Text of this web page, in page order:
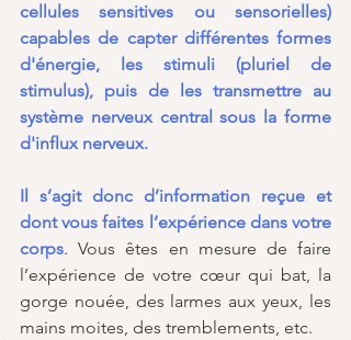
cellules sensitives ou sensorielles)
capables de capter différentes formes
d'énergie, les stimuli (pluriel de
stimulus), puis de les transmettre au
système nerveux central sous la forme
d'influx nerveux.
Il s’agit donc d’information reçue et
dont vous faites l’expérience dans votre
corps. Vous êtes en mesure de faire
l’expérience de votre cœur qui bat, la
gorge nouée, des larmes aux yeux, les
mains moites, des tremblements, etc.